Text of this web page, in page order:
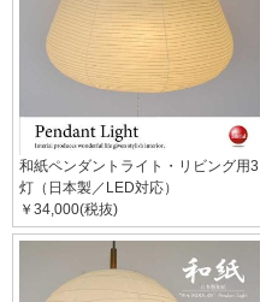
和紙ペンダントライト・リビング用3
灯（日本製／LED対応）
￥34,000(税抜)